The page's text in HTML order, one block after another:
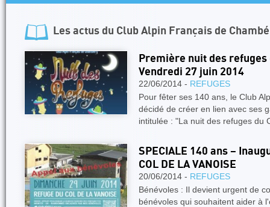
Les actus du Club Alpin Français de
Première nuit des refuges
Vendredi 27 juin 2014
22/06/2014 - REFUGES
Pour fêter ses 140 ans, le Club
décidé de créer en lien avec ses
intitulée : "La nuit des refuges du
SPECIALE 140 ans –
COL DE LA VANOISE
20/06/2014 - REFUGES
Bénévoles : Il devient urgent de
bénévoles qui souhaitent aider à